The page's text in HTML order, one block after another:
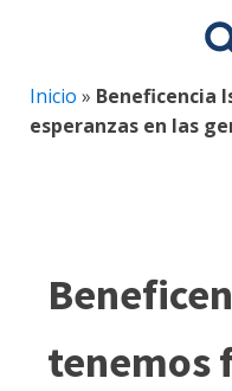
Inicio » Beneficencia
esperanzas en las
tenemos